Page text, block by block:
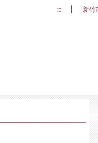
::: 新竹